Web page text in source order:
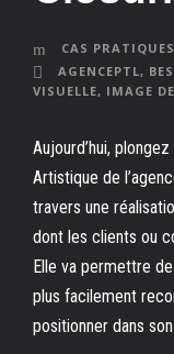
CAS PRATIQUES
AGENCEPTL,
VISUELLE, IMAGE
Aujourd’hui,
Artistique de
travers une
dont les clients ou
Elle va permettre
plus facilement
positionner dans